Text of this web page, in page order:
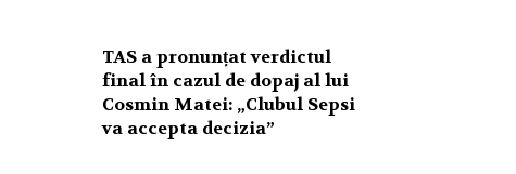
TAS a pronunțat verdictul
final în cazul de dopaj al lui
Cosmin Matei: „Clubul Sepsi
va accepta decizia”